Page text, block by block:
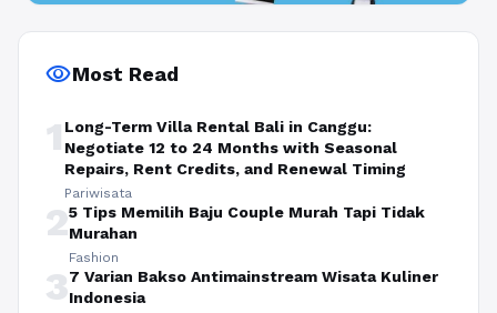
visibilityMost Read
1 Long-Term Villa Rental Bali in Canggu:
Negotiate 12 to 24 Months with Seasonal
Repairs, Rent Credits, and Renewal Timing
Pariwisata
25 Tips Memilih Baju Couple Murah Tapi Tidak
Murahan
Fashion
37 Varian Bakso Antimainstream Wisata Kuliner
Indonesia